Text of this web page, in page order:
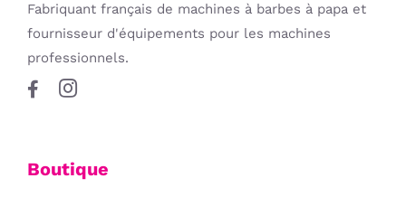
Fabriquant français de machines à barbes à papa et
fournisseur d'équipements pour les machines
professionnels.
Boutique